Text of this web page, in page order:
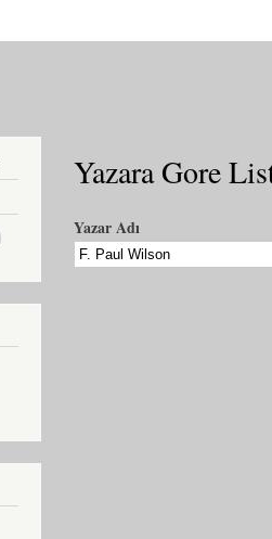
Yazara Gore
Yazar Adı